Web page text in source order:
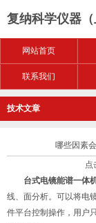
复纳科学仪器
网站首页
联系我们
技术文章
哪些因素
点
台式电镜能谱一体
线、面分析。可以将电
件平台控制操作，用户